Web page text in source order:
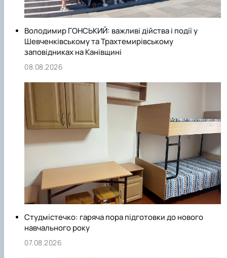
Володимир ГОНСЬКИЙ: важливі дійства і події у
Шевченківському та Трахтемирівському
заповідниках на Канівщині
08.08.2026
Студмістечко: гаряча пора підготовки до нового
навчального року
07.08.2026